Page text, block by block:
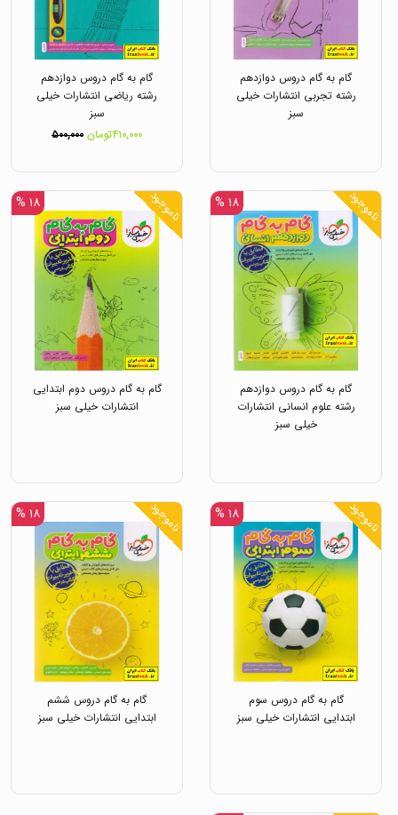
گام به گام دروس دوازدهم
رشته تجربی انتشارات خیلی
سبز
گام به گام دروس دوازدهم
رشته ریاضی انتشارات خیلی
سبز
۴۱۰,۰۰۰تومان
۵۰۰,۰۰۰
ناموجود ۱۸ %
گام به گام دروس دوازدهم
رشته علوم انسانی انتشارات
خیلی سبز
ناموجود ۱۸ %
گام به گام دروس دوم ابتدایی
انتشارات خیلی سبز
ناموجود ۱۸ %
گام به گام دروس سوم
ابتدایی انتشارات خیلی سبز
ناموجود ۱۸ %
گام به گام دروس ششم
ابتدایی انتشارات خیلی سبز